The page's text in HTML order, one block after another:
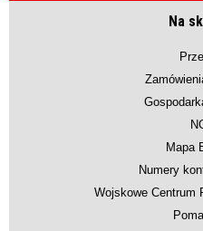
Na
Mapa
Numery
Wojskowe Centrum